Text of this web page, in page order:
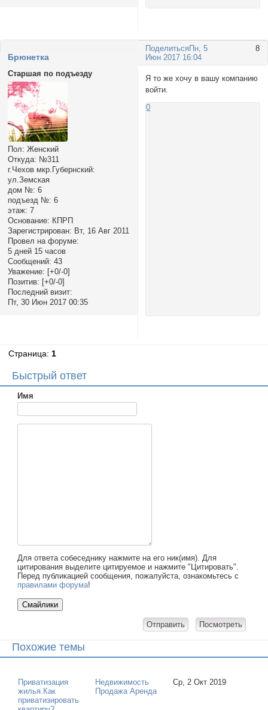
Поделиться 8
Пн, 5
Июн 2017 16:04
Брюнетка
Старшая по подъезду
Пол: Женский
Откуда: №311
г.Чехов мкр.Губернский:
ул.Земская
дом №: 6
подъезд №: 6
этаж: 7
Основание: КПРП
Зарегистрирован: Вт, 16 Авг 2011
Провел на форуме:
5 дней 15 часов
Сообщений: 43
Уважение: [+0/-0]
Позитив: [+0/-0]
Последний визит:
Пт, 30 Июн 2017 00:35
Я то же хочу в вашу компанию
войти.
0
Страница: 1
Быстрый ответ
Имя
Для ответа собеседнику нажмите на его ник(имя). Для
цитирования выделите цитируемое и нажмите "Цитировать".
Перед публикацией сообщения, пожалуйста, ознакомьтесь с
правилами форума!
Похожие темы
Приватизация
жилья.Как
приватизировать
Недвижимость
Продажа Аренда
Ср, 2 Окт 2019